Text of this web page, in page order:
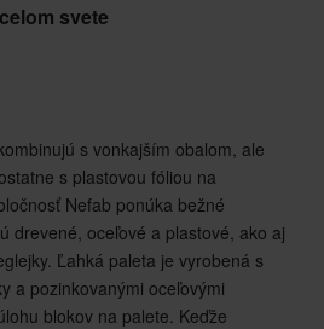
celom svete
s vonkajším obalom, ale
s plastovou fóliou na
Nefab ponúka bežné
drevené, oceľové a plastové, ako aj
Ľahká paleta je vyrobená s
a pozinkovanými oceľovými
blokov na palete. Keďže